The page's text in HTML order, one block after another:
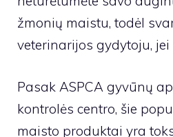
žmonių maistu, todėl
veterinarijos gydytoju,
Pasak ASPCA gyvūnų
kontrolės centro, šie
maisto produktai yra